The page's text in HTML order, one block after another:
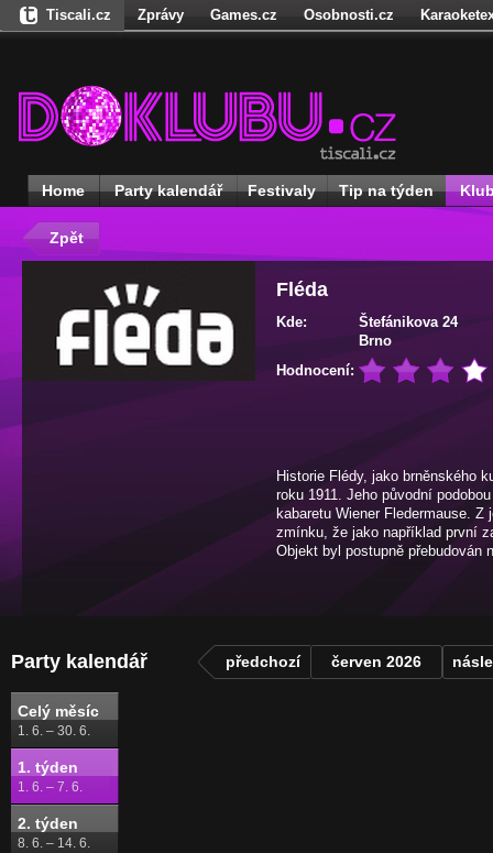
Tiscali.cz Zprávy Games.cz Osobnosti.cz
Receptynadoma.cz
StartupInsider.cz
Home Party kalendář Festivaly Tip na týden
Zpět
Fléda
Kde:
Štefánikova 24
Brno
Hodnocení:
Historie Flédy, jako brněnského
roku 1911. Jeho původní
kabaretu Wiener Fledermause.
zmínku, že jako například první
Objekt byl postupně přebudován
Party kalendář předchozí červen 2026
Celý měsíc
1. 6. – 30. 6.
1. týden
1. 6. – 7. 6.
2. týden
8. 6. – 14. 6.